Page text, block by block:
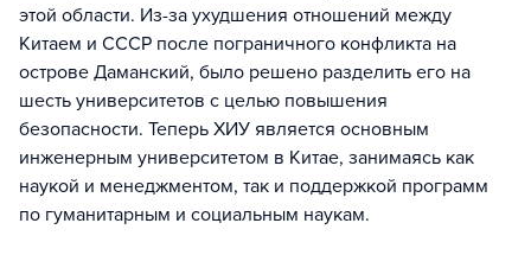
этой области. Из-за ухудшения отношений между
Китаем и СССР после пограничного конфликта на
острове Даманский, было решено разделить его на
шесть университетов с целью повышения
безопасности. Теперь ХИУ является основным
инженерным университетом в Китае, занимаясь как
наукой и менеджментом, так и поддержкой программ
по гуманитарным и социальным наукам.